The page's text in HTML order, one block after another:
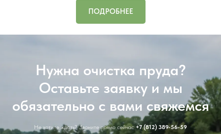
ПОДРОБНЕЕ
Нужна очистка пруда?
Оставьте заявку и мы
обязательно с вами свяжемся
Не хотите ждать? Звоните прямо сейчас +7 (812) 389-56-59